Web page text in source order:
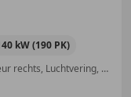
kW (190 PK)
LED verlichting, Lichtmetalen velgen, Schuifdeur rechts, Luchtvering, Apple CarPlay, Alarm, Trekhaak, Android Auto